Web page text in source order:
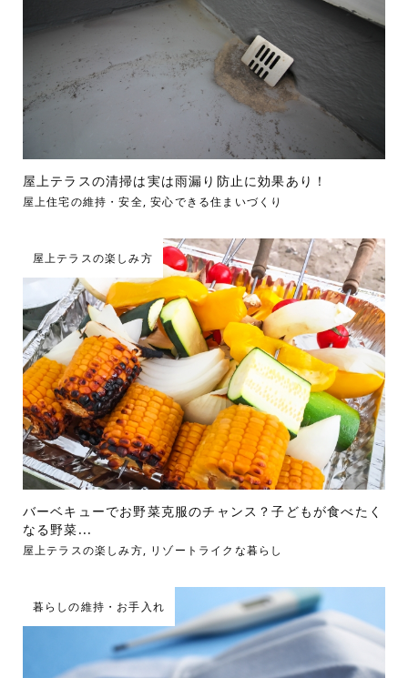
屋上テラスの清掃は実は雨漏り防止に効果あり！
屋上住宅の維持・安全,安心できる住まいづくり
屋上テラスの楽しみ方
バーベキューでお野菜克服のチャンス？子どもが食べたく
なる野菜...
屋上テラスの楽しみ方, リゾートライクな暮らし
暮らしの維持・お手入れ